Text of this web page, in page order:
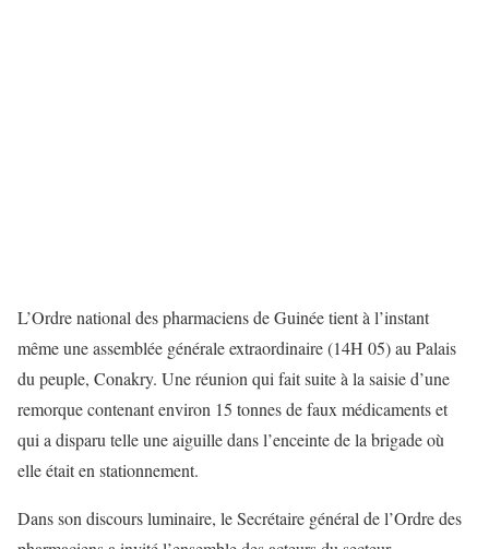
L’Ordre national des pharmaciens de Guinée tient à l’instant
même une assemblée générale extraordinaire (14H 05) au Palais
du peuple, Conakry. Une réunion qui fait suite à la saisie d’une
remorque contenant environ 15 tonnes de faux médicaments et
qui a disparu telle une aiguille dans l’enceinte de la brigade où
elle était en stationnement.
Dans son discours luminaire, le Secrétaire général de l’Ordre des